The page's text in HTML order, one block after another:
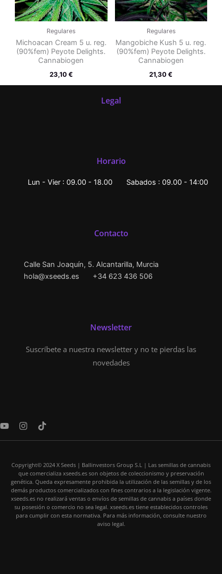
Regulares
Michoacan Cream 5 u. reg.
(90%fem) Peyote Delights.
Cannabiogen
23,10€
Regulares
Mangobiche Kush 5 u. reg.
(90%fem) Peyote Delights.
Cannabiogen
21,30€
Legal
Horario
Lun - Vier : 09.00 - 18.00 Sabados : 09.00 - 14:00
Contacto
Calle San Joaquín, 5. Alcantarilla, Murcia
hola@xseeds.es
+34 623 436 506
Newsletter
Suscríbete a nuestra newsletter y no te pierdas las
novedades
Y
u
I
s
g
r
a
m
T
k
o
k
Copyright© 2024 X Seeds | Ballinvestors Group S.L | Las semillas de cannabis
que comercializa xseeds.es son objetos de coleccionismo y preservación
genética. Queda expresamente prohibida la utilización de las semillas y de los
demás productos comercializados con fines contrarios a la legislación vigente.
xseeds.es no realizará ventas o envíos de semillas de cannabis a países donde
su posesión o comercio no sea legal. xseeds.es tiene establecidos controles
para cumplir con esta normativa. Para más información, consulte nuestro
aviso legal.